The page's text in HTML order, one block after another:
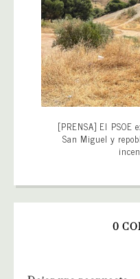
[PRENSA] El PSOE
San Miguel y
0